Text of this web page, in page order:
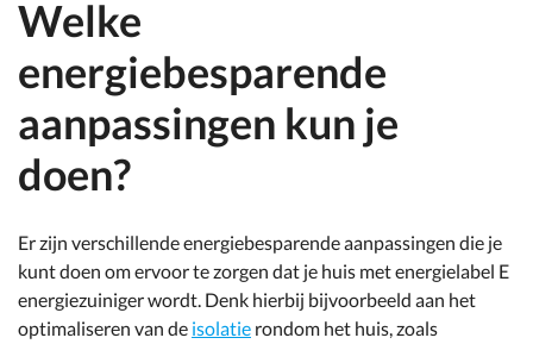
Welke
energiebesparende
aanpassingen kun je
doen?
Er zijn verschillende energiebesparende aanpassingen die je
kunt doen om ervoor te zorgen dat je huis met energielabel E
energiezuiniger wordt. Denk hierbij bijvoorbeeld aan het
optimaliseren van de isolatie rondom het huis, zoals